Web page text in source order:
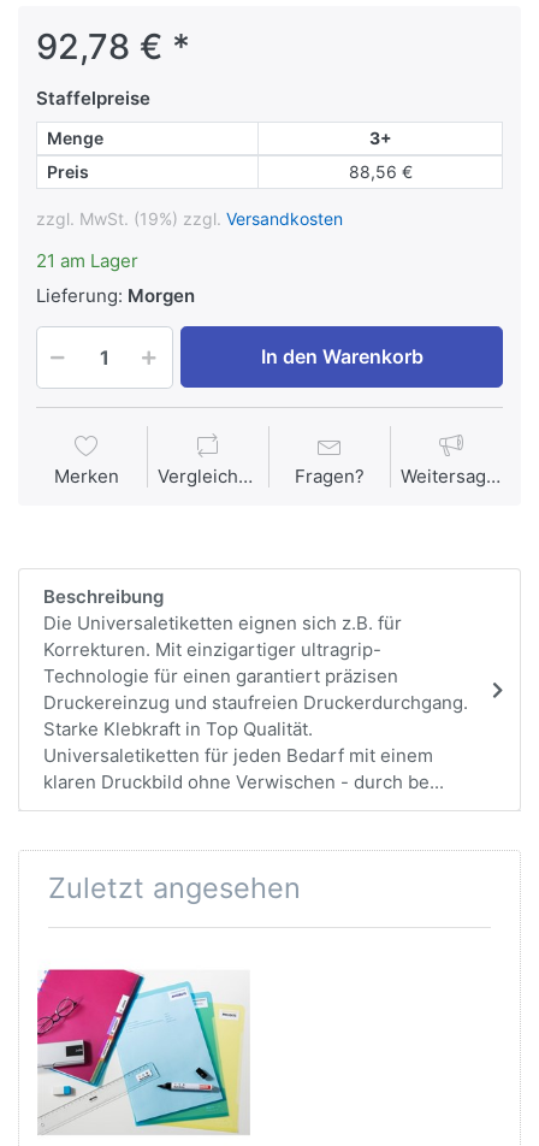
92,78 € *
Staffelpreise
Menge
3+
Preis
88,56 €
zzgl. MwSt. (19%) zzgl. Versandkosten
21 am Lager
Lieferung: Morgen
In den Warenkorb
Merken Vergleichen Fragen? Weitersagen
Beschreibung
Die Universaletiketten eignen sich z.B. für
Korrekturen. Mit einzigartiger ultragrip-
Technologie für einen garantiert präzisen
Druckereinzug und staufreien Druckerdurchgang.
Starke Klebkraft in Top Qualität.
Universaletiketten für jeden Bedarf mit einem
klaren Druckbild ohne Verwischen - durch be...
Zuletzt angesehen